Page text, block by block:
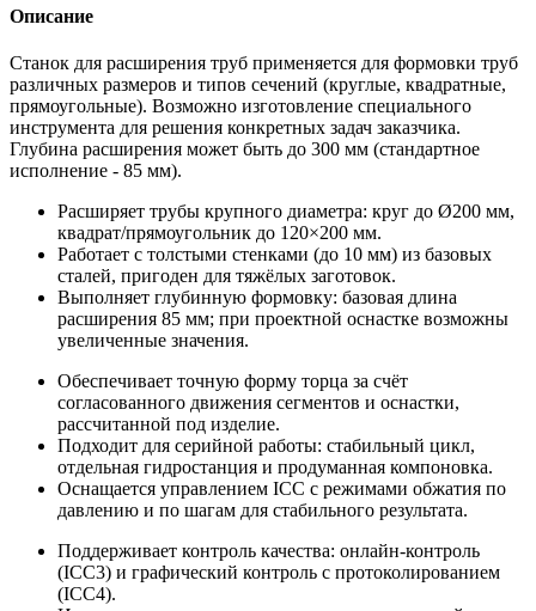
Описание
Станок для расширения труб применяется для формовки труб
различных размеров и типов сечений (круглые, квадратные,
прямоугольные). Возможно изготовление специального
инструмента для решения конкретных задач заказчика.
Глубина расширения может быть до 300 мм (стандартное
исполнение - 85 мм).
Расширяет трубы крупного диаметра: круг до Ø200 мм,
квадрат/прямоугольник до 120×200 мм.
Работает с толстыми стенками (до 10 мм) из базовых
сталей, пригоден для тяжёлых заготовок.
Выполняет глубинную формовку: базовая длина
расширения 85 мм; при проектной оснастке возможны
увеличенные значения.
Обеспечивает точную форму торца за счёт
согласованного движения сегментов и оснастки,
рассчитанной под изделие.
Подходит для серийной работы: стабильный цикл,
отдельная гидростанция и продуманная компоновка.
Оснащается управлением ICC с режимами обжатия по
давлению и по шагам для стабильного результата.
Поддерживает контроль качества: онлайн-контроль
(ICC3) и графический контроль с протоколированием
(ICC4).